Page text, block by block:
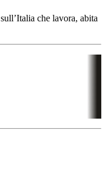
che lavora, abita